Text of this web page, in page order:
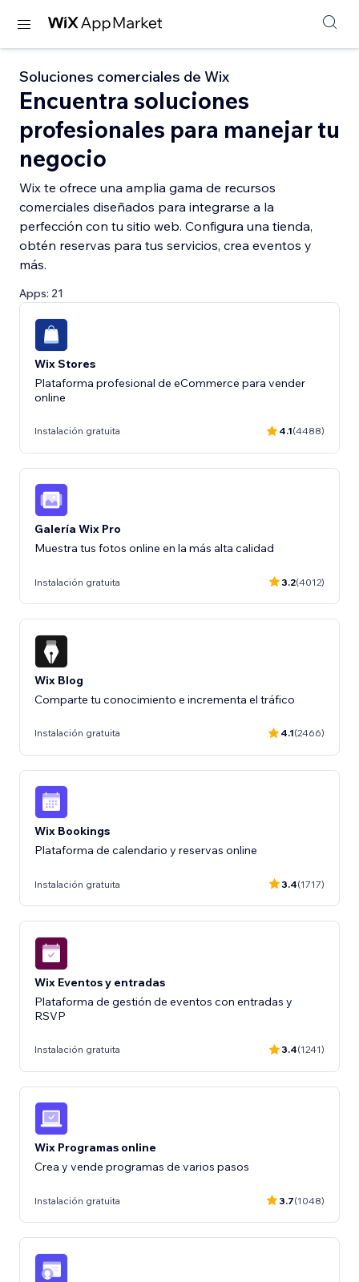
Soluciones comerciales de Wix
Encuentra soluciones
profesionales para manejar tu
negocio
Wix te ofrece una amplia gama de recursos
comerciales diseñados para integrarse a la
perfección con tu sitio web. Configura una tienda,
obtén reservas para tus servicios, crea eventos y
más.
Apps: 21
Wix Stores
Plataforma profesional de eCommerce para vender
online
Instalación gratuita 4.1(4488)
Galería Wix Pro
Muestra tus fotos online en la más alta calidad
Instalación gratuita 3.2(4012)
Wix Blog
Comparte tu conocimiento e incrementa el tráfico
Instalación gratuita 4.1(2466)
Wix Bookings
Plataforma de calendario y reservas online
Instalación gratuita 3.4(1717)
Wix Eventos y entradas
Plataforma de gestión de eventos con entradas y
RSVP
Instalación gratuita 3.4(1241)
Wix Programas online
Crea y vende programas de varios pasos
Instalación gratuita 3.7(1048)